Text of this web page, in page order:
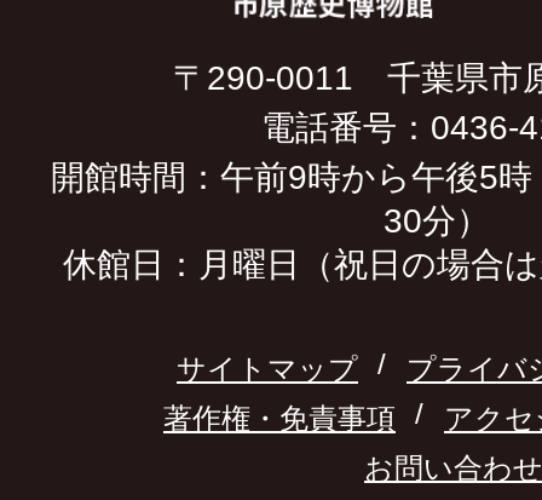
〒290-0011 千葉県市
電話番号：0436-
開館時間：午前9時から午後5
30分）
休館日：月曜日（祝日の場合
サイトマップ
プライバ
著作権・免責事項
アク
お問い合わせ